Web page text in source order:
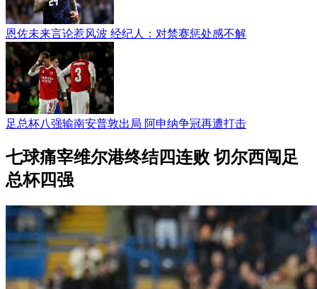
恩佐未来言论惹风波 经纪人：对禁赛惩处感不解
足总杯八强输南安普敦出局 阿申纳争冠再遭打击
七球痛宰维尔港终结四连败 切尔西闯足
总杯四强